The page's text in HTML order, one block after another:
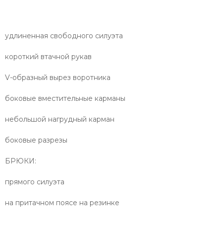
удлиненная свободного силуэта
короткий втачной рукав
V-образный вырез воротника
боковые вместительные карманы
небольшой нагрудный карман
боковые разрезы
БРЮКИ:
прямого силуэта
на притачном поясе на резинке